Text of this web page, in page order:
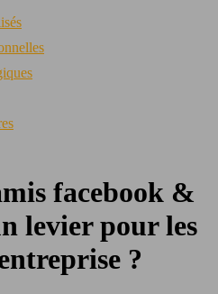
facebook &
levier pour les
?